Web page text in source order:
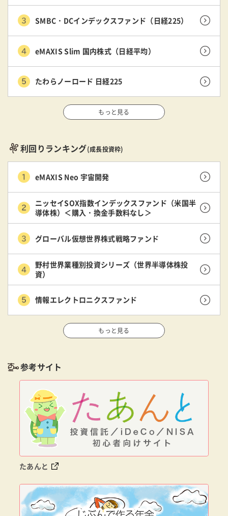
SMBC・DCインデックスファンド（日経225）
eMAXIS Slim 国内株式（日経平均）
たわらノーロード 日経225
もっと見る
利回りランキング(成長投資枠)
eMAXIS Neo 宇宙開発
ニッセイSOX指数インデックスファンド（米国半
導体株）＜購入・換金手数料なし＞
グローバル仮想世界株式戦略ファンド
野村世界業種別投資シリーズ（世界半導体株投
資）
情報エレクトロニクスファンド
もっと見る
参考サイト
たあんと